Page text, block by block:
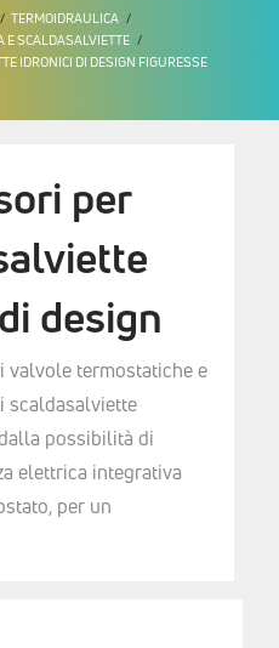
TERMOIDRAULICA
E SCALDASALVIETTE
IDRONICI DI DESIGN FIGURESSE
per
design
valvole termostatiche e
scaldasalviette
possibilità di
elettrica integrativa
per un